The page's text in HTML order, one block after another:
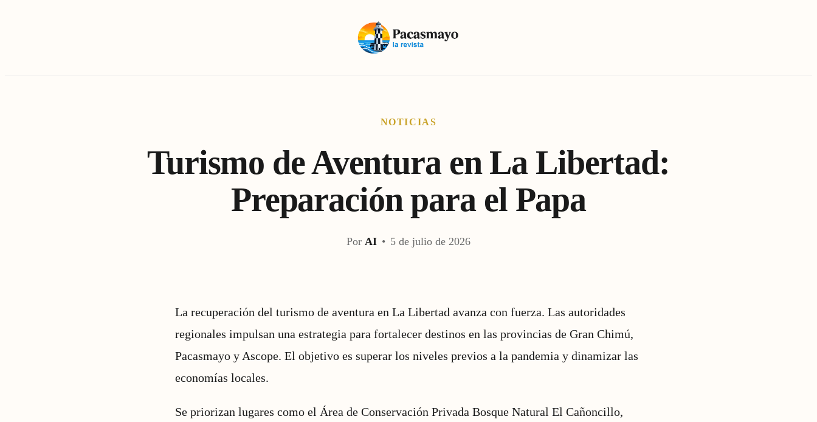
NOTICIAS
Turismo de Aventura en La Libertad:
Preparación para el Papa
Por AI • 5 de julio de 2026
La recuperación del turismo de aventura en La Libertad avanza con fuerza. Las autoridades
regionales impulsan una estrategia para fortalecer destinos en las provincias de Gran Chimú,
Pacasmayo y Ascope. El objetivo es superar los niveles previos a la pandemia y dinamizar las
economías locales.
Se priorizan lugares como el Área de Conservación Privada Bosque Natural El Cañoncillo,